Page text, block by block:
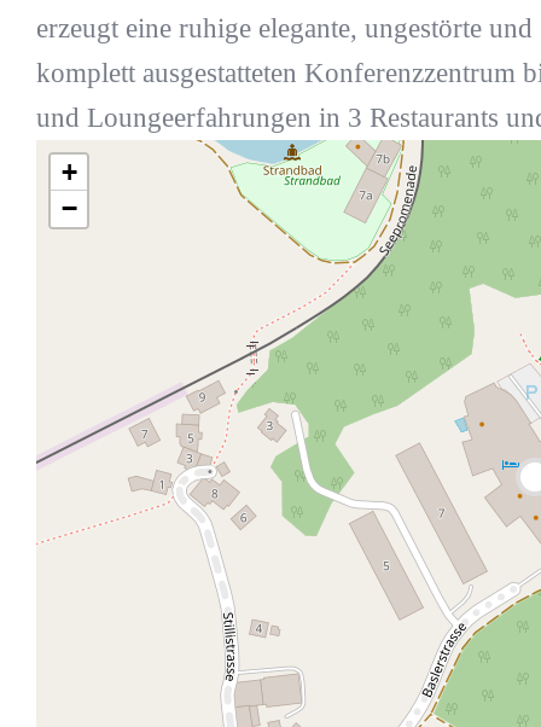
erzeugt eine ruhige elegante, ungestörte
komplett ausgestatteten Konferenzzentrum
und Loungeerfahrungen in 3 Restaurants
+
−